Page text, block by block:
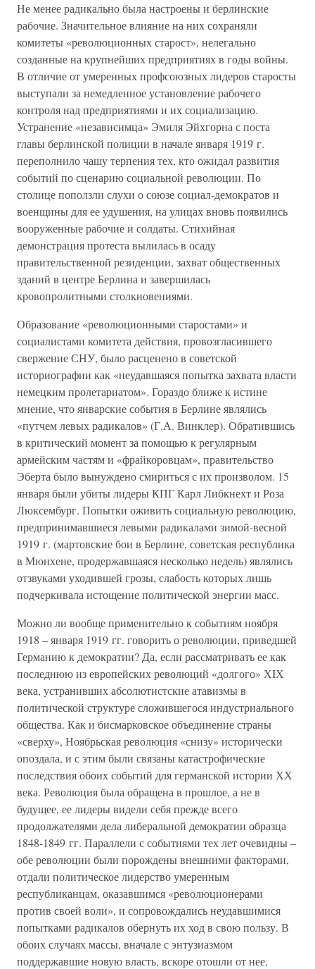
Не менее радикально была настроены и берлинские
рабочие. Значительное влияние на них сохраняли
комитеты «революционных старост», нелегально
созданные на крупнейших предприятиях в годы войны.
В отличие от умеренных профсоюзных лидеров старосты
выступали за немедленное установление рабочего
контроля над предприятиями и их социализацию.
Устранение «независимца» Эмиля Эйхгорна с поста
главы берлинской полиции в начале января 1919 г.
переполнило чашу терпения тех, кто ожидал развития
событий по сценарию социальной революции. По
столице поползли слухи о союзе социал-демократов и
военщины для ее удушения, на улицах вновь появились
вооруженные рабочие и солдаты. Стихийная
демонстрация протеста вылилась в осаду
правительственной резиденции, захват общественных
зданий в центре Берлина и завершилась
кровопролитными столкновениями.
Образование «революционными старостами» и
социалистами комитета действия, провозгласившего
свержение СНУ, было расценено в советской
историографии как «неудавшаяся попытка захвата власти
немецким пролетариатом». Гораздо ближе к истине
мнение, что январские события в Берлине являлись
«путчем левых радикалов» (Г.А. Винклер). Обратившись
в критический момент за помощью к регулярным
армейским частям и «фрайкоровцам», правительство
Эберта было вынуждено смириться с их произволом. 15
января были убиты лидеры КПГ Карл Либкнехт и Роза
Люксембург. Попытки оживить социальную революцию,
предпринимавшиеся левыми радикалами зимой-весной
1919 г. (мартовские бои в Берлине, советская республика
в Мюнхене, продержавшаяся несколько недель) являлись
отзвуками уходившей грозы, слабость которых лишь
подчеркивала истощение политической энергии масс.
Можно ли вообще применительно к событиям ноября
1918 – января 1919 гг. говорить о революции, приведшей
Германию к демократии? Да, если рассматривать ее как
последнюю из европейских революций «долгого» ХIХ
века, устранивших абсолютистские атавизмы в
политической структуре сложившегося индустриального
общества. Как и бисмарковское объединение страны
«сверху», Ноябрьская революция «снизу» исторически
опоздала, и с этим были связаны катастрофические
последствия обоих событий для германской истории ХХ
века. Революция была обращена в прошлое, а не в
будущее, ее лидеры видели себя прежде всего
продолжателями дела либеральной демократии образца
1848-1849 гг. Параллели с событиями тех лет очевидны –
обе революции были порождены внешними факторами,
отдали политическое лидерство умеренным
республиканцам, оказавшимся «революционерами
против своей воли», и сопровождались неудавшимися
попытками радикалов обернуть их ход в свою пользу. В
обоих случаях массы, вначале с энтузиазмом
поддержавшие новую власть, вскоре отошли от нее,